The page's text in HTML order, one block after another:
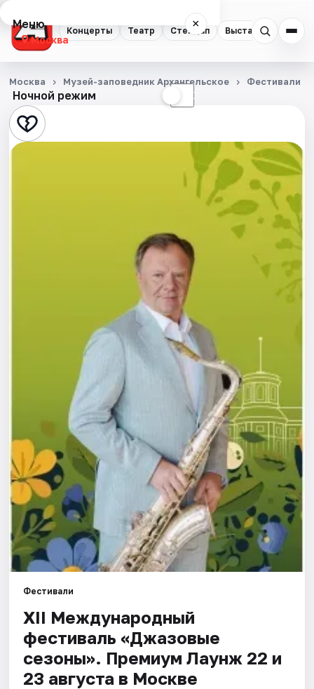
Концерты Театр Стендап Выставки
Меню ×
Москва
Концерты
Театр
Стендап
Рейтинги
Ночной режим ☾
Москва Музей-заповедник Архангельское Фестивали
Фестивали
XII Международный
фестиваль «Джазовые
сезоны». Премиум Лаунж 22 и
23 августа в Москве